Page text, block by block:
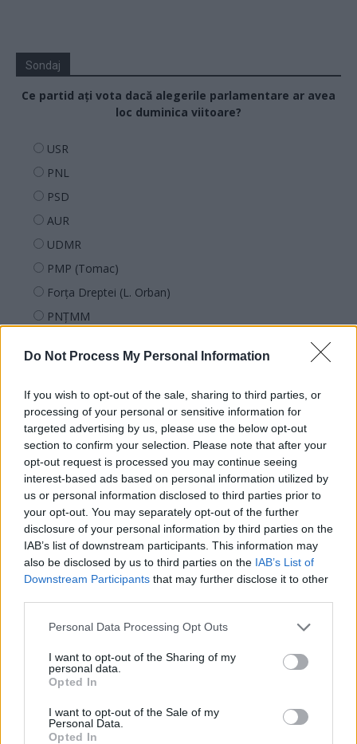
Do Not Process My Personal Information
If you wish to opt-out of the sale, sharing to third parties, or
processing of your personal or sensitive information for
targeted advertising by us, please use the below opt-out
section to confirm your selection. Please note that after your
opt-out request is processed you may continue seeing
interest-based ads based on personal information utilized by
us or personal information disclosed to third parties prior to
your opt-out. You may separately opt-out of the further
disclosure of your personal information by third parties on the
IAB’s list of downstream participants. This information may
also be disclosed by us to third parties on the IAB’s List of
Downstream Participants that may further disclose it to other
Personal Data Processing Opt Outs
I want to opt-out of the Sharing of my
personal data.
Opted In
I want to opt-out of the Sale of my
Personal Data.
Opted In
Sondaj
Ce partid ați vota dacă alegerile parlamentare ar avea
loc duminica viitoare?
USR
PNL
PSD
AUR
UDMR
PMP (Tomac)
Forța Dreptei (L. Orban)
PNȚMM
SENS
SOS (Șoșoacă)
POT (Gavrilă)
PACE (Peia)
Acțiunea Conservatoare (Târziu)
PDF (Lazarus)
PUSL (D. Voiculescu)
PNȚCD (Pavelescu)
PNCR (Terheș)
Partidul Patrioților (Surugiu)
FAR (Coarnă)
România pe Primul Loc (Ponta)
Altul
Arată rezultatele